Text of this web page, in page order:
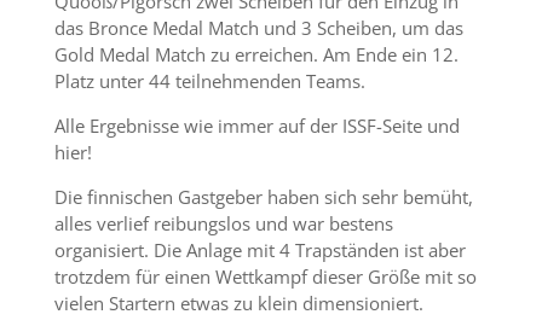
das Bronce Medal Match und 3 Scheiben, um das
Gold Medal Match zu erreichen. Am Ende ein 12.
Platz unter 44 teilnehmenden Teams.
Alle Ergebnisse wie immer auf der ISSF-Seite und
hier!
Die finnischen Gastgeber haben sich sehr bemüht,
alles verlief reibungslos und war bestens
organisiert. Die Anlage mit 4 Trapständen ist aber
trotzdem für einen Wettkampf dieser Größe mit so
vielen Startern etwas zu klein dimensioniert.